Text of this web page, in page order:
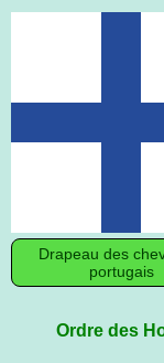
Drapeau des
portugais
Ordre des